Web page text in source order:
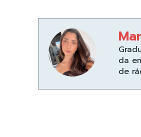
da
de